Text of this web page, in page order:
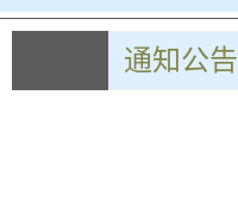
通知公告